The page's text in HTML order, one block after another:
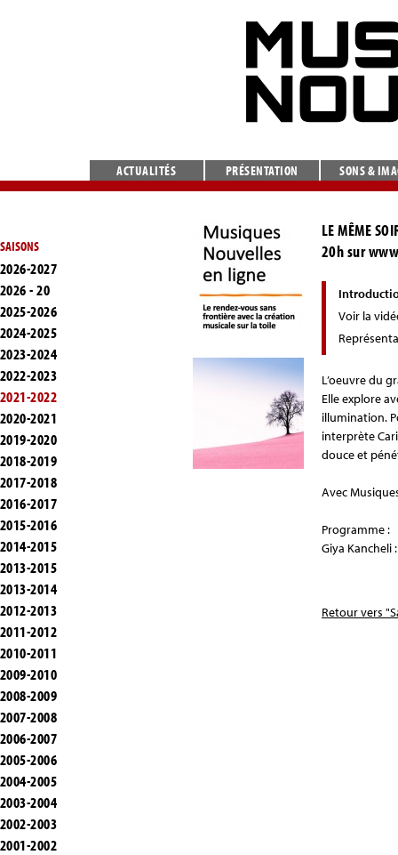
ACTUALITÉS PRÉSENTATION SONS &
SAISONS
2026-2027
2026 - 20
2025-2026
2024-2025
2023-2024
2022-2023
2021-2022
2020-2021
2019-2020
2018-2019
2017-2018
2016-2017
2015-2016
2014-2015
2013-2015
2013-2014
2012-2013
2011-2012
2010-2011
2009-2010
2008-2009
2007-2008
2006-2007
2005-2006
2004-2005
2003-2004
2002-2003
2001-2002
LE MÊME
20h sur
Voir la
L’oeuvre du
Elle explore
illumination.
interprète
douce et
Avec
Programme :
Giya Kancheli
Retour vers